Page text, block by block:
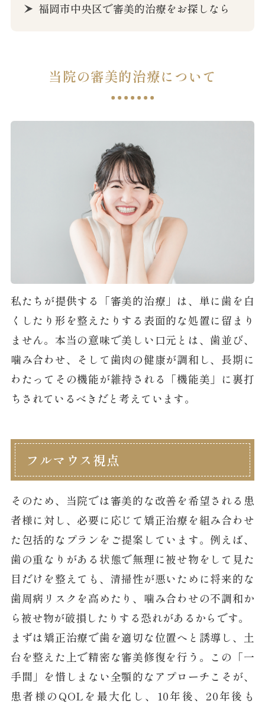
福岡市中央区で審美的治療をお探しなら
当院の審美的治療について
私たちが提供する「審美的治療」は、単に歯を白
くしたり形を整えたりする表面的な処置に留まり
ません。本当の意味で美しい口元とは、歯並び、
噛み合わせ、そして歯肉の健康が調和し、長期に
わたってその機能が維持される「機能美」に裏打
ちされているべきだと考えています。
フルマウス視点
そのため、当院では審美的な改善を希望される患
者様に対し、必要に応じて矯正治療を組み合わせ
た包括的なプランをご提案しています。例えば、
歯の重なりがある状態で無理に被せ物をして見た
目だけを整えても、清掃性が悪いために将来的な
歯周病リスクを高めたり、噛み合わせの不調和か
ら被せ物が破損したりする恐れがあるからです。
まずは矯正治療で歯を適切な位置へと誘導し、土
台を整えた上で精密な審美修復を行う。この「一
手間」を惜しまない全顎的なアプローチこそが、
患者様のQOLを最大化し、10年後、20年後も